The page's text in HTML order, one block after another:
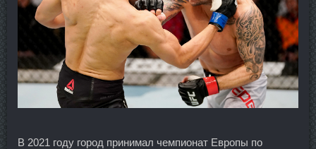
В 2021 году город принимал чемпионат Европы по